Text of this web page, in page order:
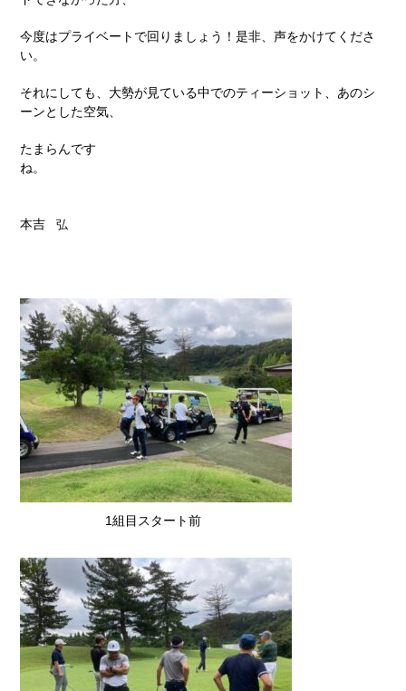
今度はプライベートで回りましょう！是非、声をかけてくださ
い。
それにしても、大勢が見ている中でのティーショット、あのシ
ーンとした空気、
たまらんです
ね。
本吉弘
1組目スタート前